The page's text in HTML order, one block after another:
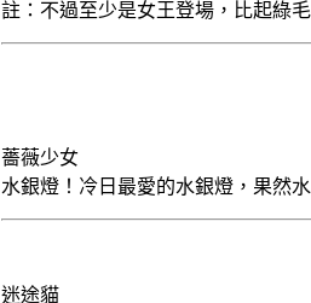
註：不過至少是女王登場，比起綠
薔薇少女
水銀燈！冷日最愛的水銀燈，果然
迷途貓